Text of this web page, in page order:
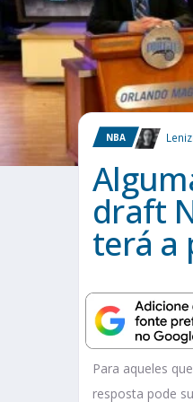
NBA
draft
terá a
Para aqueles
resposta pode